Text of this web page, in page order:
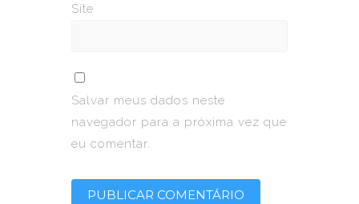
Site
Salvar meus dados neste
navegador para a próxima vez que
eu comentar.